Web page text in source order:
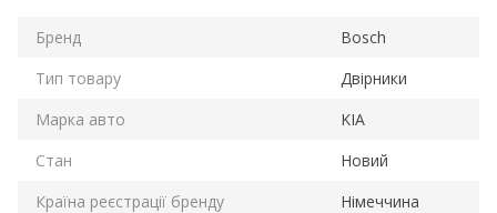
Бренд
Bosch
Тип товару
Двірники
Марка авто
KIA
Стан
Новий
Країна реєстрації бренду
Німеччина